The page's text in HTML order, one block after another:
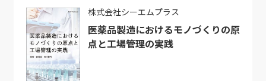
株式会社シーエムプラス
医薬品製造におけるモノづくりの原
点と工場管理の実践